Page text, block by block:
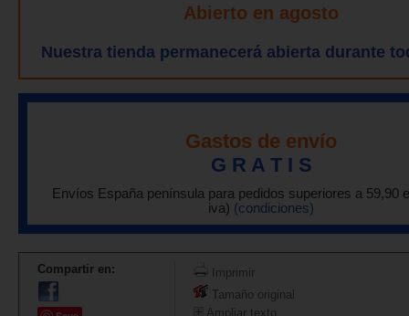
Abierto en agosto
Nuestra tienda permanecerá abierta durante
Gastos de envío
G R A T I S
Envíos España península para pedidos superiores a 59,90
iva) (condiciones)
Compartir en:
Imprimir
Tamaño original
Ampliar texto